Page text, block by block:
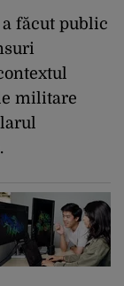
făcut public
militare